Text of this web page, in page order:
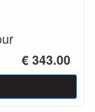
€ 343.00